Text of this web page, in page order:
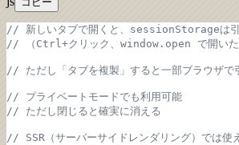
// 新しいタブで開くと、sessionStorageは引
// （Ctrl+クリック、window.open で開いた
// ただし「タブを複製」すると一部ブラウザで
// プライベートモードでも利用可能
// ただし閉じると確実に消える
// SSR（サーバーサイドレンダリング）では使